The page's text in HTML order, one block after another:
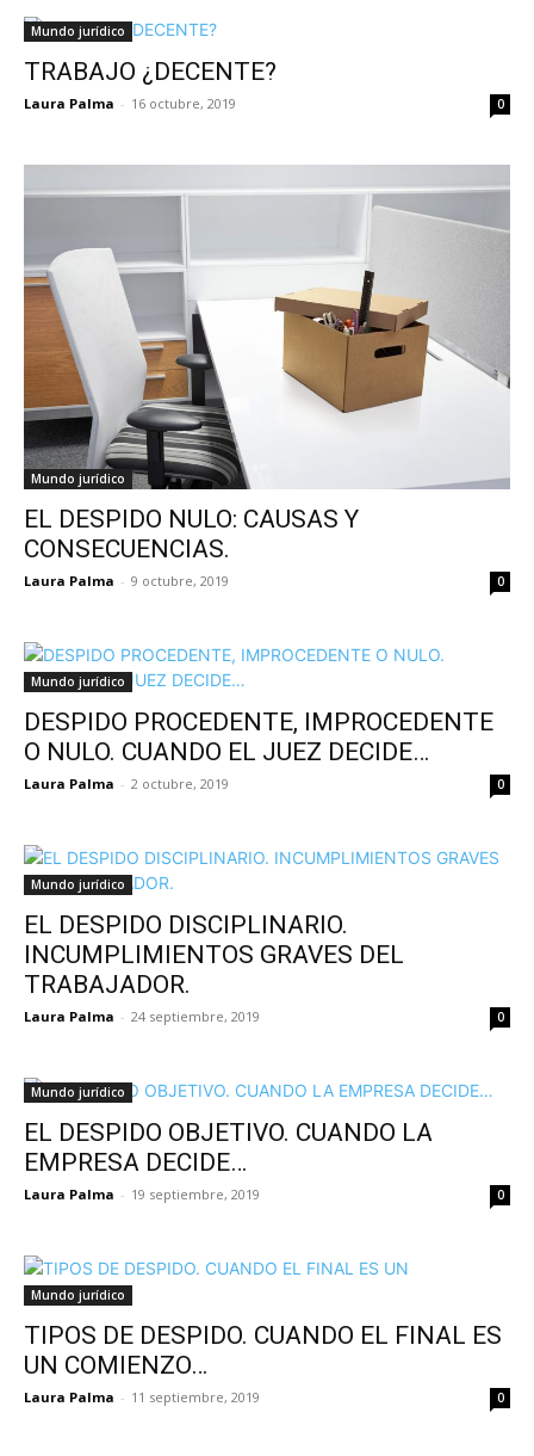
Mundo jurídico
TRABAJO ¿DECENTE?
Laura Palma - 16 octubre, 2019 0
Mundo jurídico
EL DESPIDO NULO: CAUSAS Y
CONSECUENCIAS.
Laura Palma - 9 octubre, 2019 0
Mundo jurídico
DESPIDO PROCEDENTE, IMPROCEDENTE
O NULO. CUANDO EL JUEZ DECIDE…
Laura Palma - 2 octubre, 2019 0
Mundo jurídico
EL DESPIDO DISCIPLINARIO.
INCUMPLIMIENTOS GRAVES DEL
TRABAJADOR.
Laura Palma - 24 septiembre, 2019 0
Mundo jurídico
EL DESPIDO OBJETIVO. CUANDO LA
EMPRESA DECIDE…
Laura Palma - 19 septiembre, 2019 0
Mundo jurídico
TIPOS DE DESPIDO. CUANDO EL FINAL ES
UN COMIENZO…
Laura Palma - 11 septiembre, 2019 0